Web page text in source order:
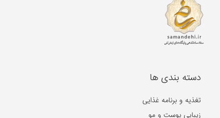
دسته بندی ها
تغذیه و برنامه غذایی
زیبایی پوست و مو